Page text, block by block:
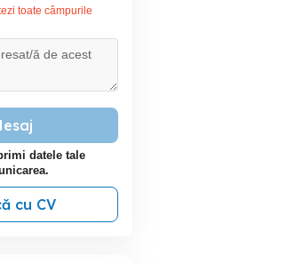
toate câmpurile
datele tale
cu CV